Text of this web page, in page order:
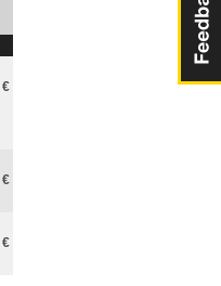
€
€
€